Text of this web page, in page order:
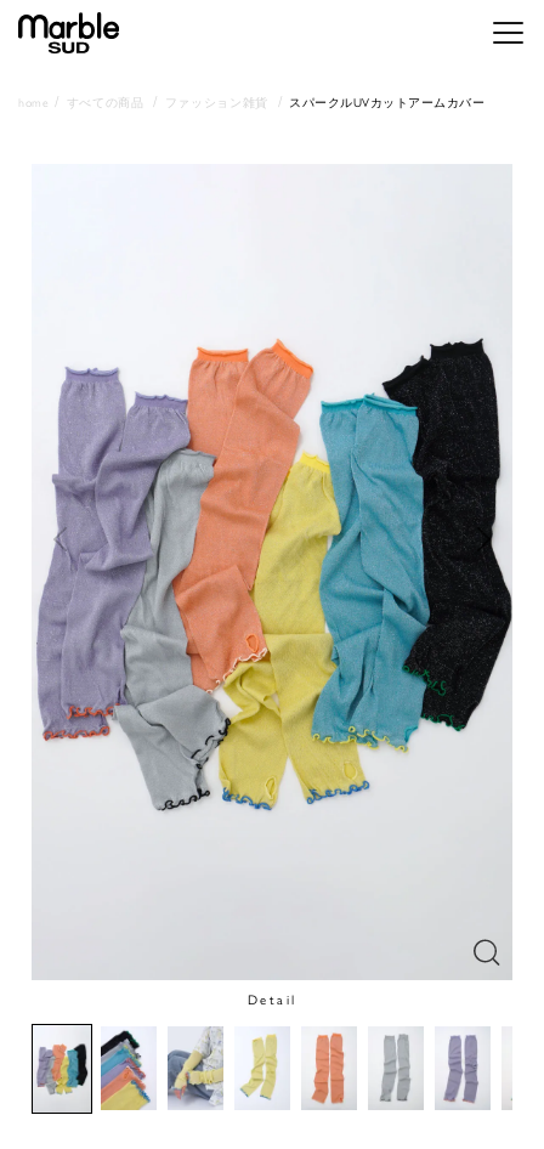
メニ
home すべての商品 ファッション雑貨 スパークルUVカットアームカバー
Detail